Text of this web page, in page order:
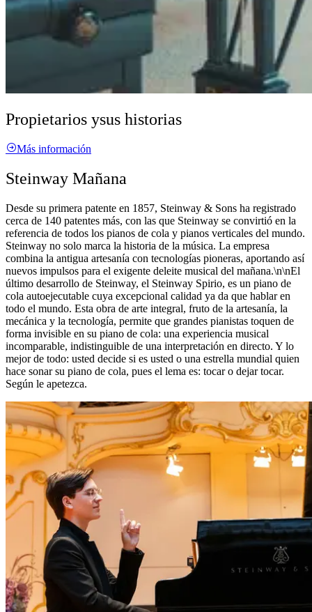
Propietarios ysus historias
Más información
Steinway Mañana
Desde su primera patente en 1857, Steinway ⁠&⁠ Sons ha registrado
cerca de 140 patentes más, con las que Steinway se convirtió en la
referencia de todos los pianos de cola y pianos verticales del mundo.
Steinway no solo marca la historia de la música. La empresa
combina la antigua artesanía con tecnologías pioneras, aportando así
nuevos impulsos para el exigente deleite musical del mañana.\n\nEl
último desarrollo de Steinway, el Steinway Spirio, es un piano de
cola autoejecutable cuya excepcional calidad ya da que hablar en
todo el mundo. Esta obra de arte integral, fruto de la artesanía, la
mecánica y la tecnología, permite que grandes pianistas toquen de
forma invisible en su piano de cola: una experiencia musical
incomparable, indistinguible de una interpretación en directo. Y lo
mejor de todo: usted decide si es usted o una estrella mundial quien
hace sonar su piano de cola, pues el lema es: tocar o dejar tocar.
Según le apetezca.